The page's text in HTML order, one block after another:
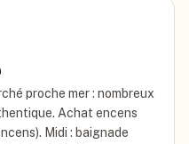
proche mer : nombreux
Achat encens
Midi : baignade